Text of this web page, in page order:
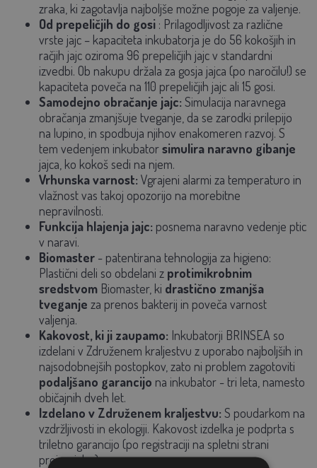
zraka, ki zagotavlja najboljše možne pogoje za valjenje.
Od prepeličjih do gosi : Prilagodljivost za različne
vrste jajc – kapaciteta inkubatorja je do 56 kokošjih in
račjih jajc oziroma 96 prepeličjih jajc v standardni
izvedbi. Ob nakupu držala za gosja jajca (po naročilu!) se
kapaciteta poveča na 110 prepeličjih jajc ali 15 gosi.
Samodejno obračanje jajc: Simulacija naravnega
obračanja zmanjšuje tveganje, da se zarodki prilepijo
na lupino, in spodbuja njihov enakomeren razvoj. S
tem vedenjem inkubatorsimulira naravno gibanje
jajca, ko kokoš sedi na njem.
Vrhunska varnost: Vgrajeni alarmi za temperaturo in
vlažnost vas takoj opozorijo na morebitne
nepravilnosti.
Funkcija hlajenja jajc: posnema naravno vedenje ptic
v naravi.
Biomaster - patentirana tehnologija za higieno:
Plastični deli so obdelani z protimikrobnim
sredstvom Biomaster, ki drastično zmanjša
tveganje za prenos bakterij in poveča varnost
valjenja.
Kakovost, ki ji zaupamo: Inkubatorji BRINSEA so
izdelani v Združenem kraljestvu z uporabo najboljših in
najsodobnejših postopkov, zato ni problem zagotoviti
podaljšano garancijo na inkubator - tri leta, namesto
običajnih dveh let.
Izdelano v Združenem kraljestvu: S poudarkom na
vzdržljivosti in ekologiji. Kakovost izdelka je podprta s
triletno garancijo (po registraciji na spletni strani
proizvajalca).